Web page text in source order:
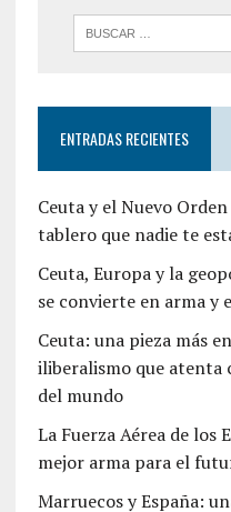
ENTRADAS RECIENTES
Ceuta y el Nuevo
tablero que nadie te
Ceuta, Europa y la
se convierte en arma y
Ceuta: una pieza más
iliberalismo que atenta
del mundo
La Fuerza Aérea de los
mejor arma para el
Marruecos y España: